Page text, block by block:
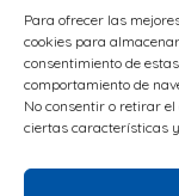
Para ofrecer las
cookies para
consentimiento de
comportamiento de
No consentir o retirar
ciertas características